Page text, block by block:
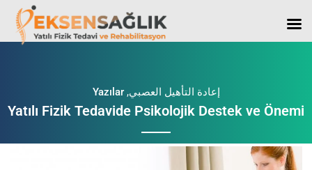
إعادة التأهيل العصبي,
Yazılar
Yatılı Fizik Tedavide Psikolojik Destek ve Önemi